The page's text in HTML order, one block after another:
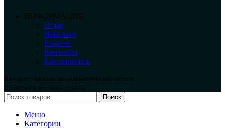
ИНФОРМАЦИЯ
О нас
Наш блог
Каталог
Контакты
Как оплатить
Интернет-магазин автоклиматических систем.
Принимаем все виды оплаты.
Поиск
Меню
Категории